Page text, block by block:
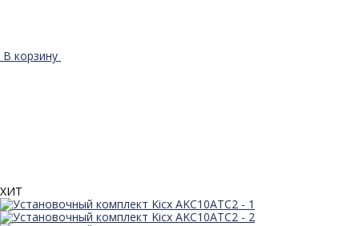
В корзину
ХИТ